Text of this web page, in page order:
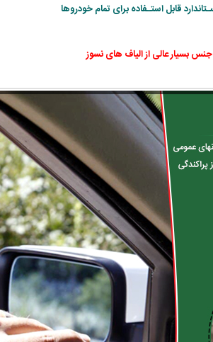
قابل استـفاده برای تمام خودروها
جنس بسیار عالی از الیاف های نسوز